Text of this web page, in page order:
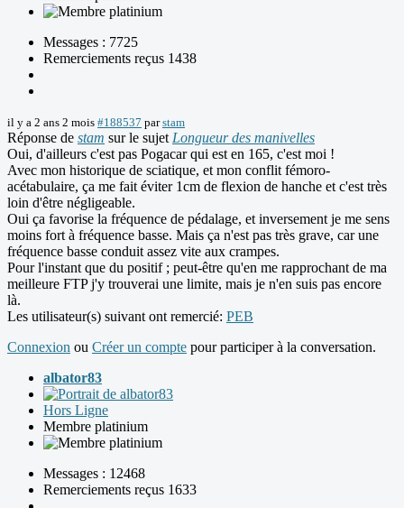
Messages : 7725
Remerciements reçus 1438
il y a 2 ans 2 mois #188537 parstam
Réponse de stam sur le sujet Longueur des manivelles
Oui, d'ailleurs c'est pas Pogacar qui est en 165, c'est moi !
Avec mon historique de sciatique, et mon conflit fémoro-
acétabulaire, ça me fait éviter 1cm de flexion de hanche et c'est très
loin d'être négligeable.
Oui ça favorise la fréquence de pédalage, et inversement je me sens
moins fort à fréquence basse. Mais ça n'est pas très grave, car une
fréquence basse conduit assez vite aux crampes.
Pour l'instant que du positif ; peut-être qu'en me rapprochant de ma
meilleure FTP j'y trouverai une limite, mais je n'en suis pas encore
là.
Les utilisateur(s) suivant ont remercié: PEB
Connexion ou Créer un compte pour participer à la conversation.
albator83
Hors Ligne
Membre platinium
Messages : 12468
Remerciements reçus 1633